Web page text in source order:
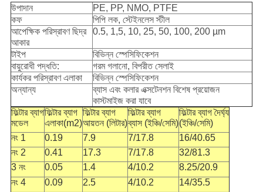
উপাদান
PE, PP, NMO, PTFE
কফ
পিপি লক, স্টেইনলেস স্টীল
আপেক্ষিক পরিস্রাবণ ছিদ্র
আকার
0.5, 1,5, 10, 25, 50, 100, 200 µm
টাইপ
বিভিন্ন স্পেসিফিকেশন
বায়ুরোধী পদ্ধতি:
গরম গলানো, বিপরীত সেলাই
কার্যকর পরিস্রাবণ এলাকা
বিভিন্ন স্পেসিফিকেশন
অন্যান্য
ব্যাস এবং কলার এক্সটেনশন বিশেষ প্রয়োজন
কাস্টমাইজ করা যাবে
ফিল্টার ব্যাগ
মডেল
ফিল্টার ব্যাগ
এলাকা(m2)
ফিল্টার ব্যাগ
আয়তন (লিটার)
ফিল্টার ব্যাগ
ব্যাস (ইঞ্চি/সেমি)
ফিল্টার ব্যাগ দৈর্ঘ্য
(ইঞ্চি/সেমি)
নং 1
0.19 7.9 7/17.8
16/40.65
নং 2
0.41 17.3 7/17.8
32/81.3
3 নং
0.05 1.4 4/10.2
8.25/20.9
নং 4
0.09 2.5 4/10.2
14/35.5